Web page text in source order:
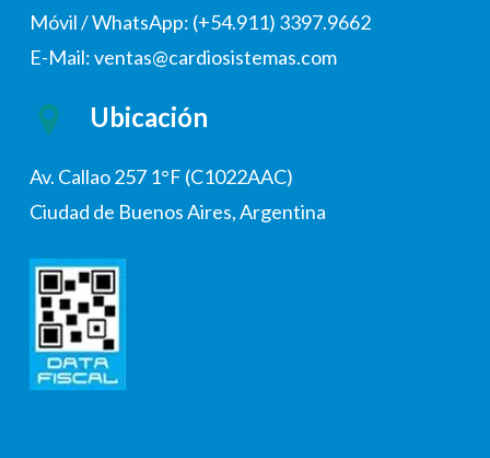
Móvil / WhatsApp: (+54.911) 3397.9662
E-Mail: ventas@cardiosistemas.com
Ubicación
Av. Callao 257 1°F (C1022AAC)
Ciudad de Buenos Aires, Argentina